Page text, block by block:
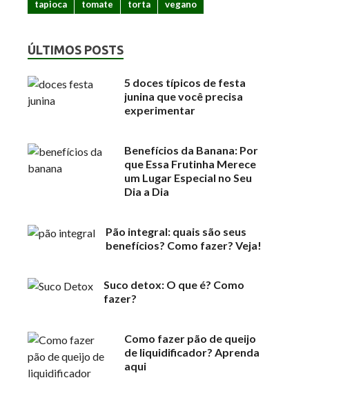
tapioca
tomate torta vegano
ÚLTIMOS POSTS
5 doces típicos de festa
junina que você precisa
experimentar
Benefícios da Banana: Por
que Essa Frutinha Merece
um Lugar Especial no Seu
Dia a Dia
Pão integral: quais são seus
benefícios? Como fazer? Veja!
Suco detox: O que é? Como
fazer?
Como fazer pão de queijo
de liquidificador? Aprenda
aqui